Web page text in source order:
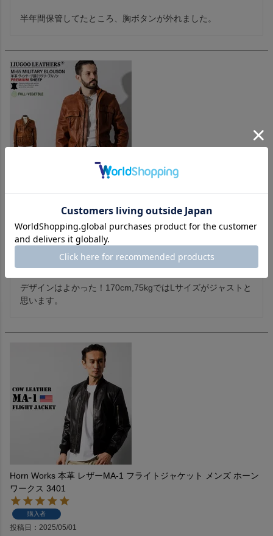
半年間保管してたところ、胸ボタンが外れました。
Liugoo Leathers 本革 フルベジ ビンテージ仕上げ M-65タイプ フ
ィールドジャケット メンズ リューグーレザーズ SFJ24B レザージ
購入者
2025/05/06
デザインはよかった！170cm,75kgではLサイズがジャストと
思います。
Horn Works 本革 レザーMA-1 フライトジャケット メンズ ホーン
ワークス 3401
購入者
投稿日 2025/05/01